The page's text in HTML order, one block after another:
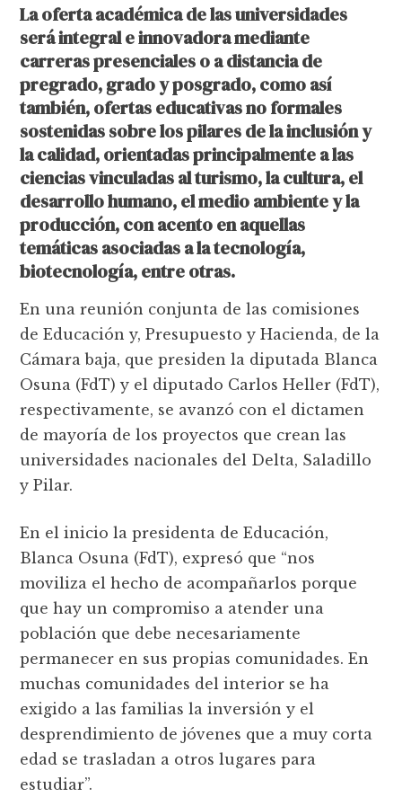
La oferta académica de las universidades
será integral e innovadora mediante
carreras presenciales o a distancia de
pregrado, grado y posgrado, como así
también, ofertas educativas no formales
sostenidas sobre los pilares de la inclusión y
la calidad, orientadas principalmente a las
ciencias vinculadas al turismo, la cultura, el
desarrollo humano, el medio ambiente y la
producción, con acento en aquellas
temáticas asociadas a la tecnología,
biotecnología, entre otras.
En una reunión conjunta de las comisiones
de Educación y, Presupuesto y Hacienda, de la
Cámara baja, que presiden la diputada Blanca
Osuna (FdT) y el diputado Carlos Heller (FdT),
respectivamente, se avanzó con el dictamen
de mayoría de los proyectos que crean las
universidades nacionales del Delta, Saladillo
y Pilar.
En el inicio la presidenta de Educación,
Blanca Osuna (FdT), expresó que “nos
moviliza el hecho de acompañarlos porque
que hay un compromiso a atender una
población que debe necesariamente
permanecer en sus propias comunidades. En
muchas comunidades del interior se ha
exigido a las familias la inversión y el
desprendimiento de jóvenes que a muy corta
edad se trasladan a otros lugares para
estudiar”.